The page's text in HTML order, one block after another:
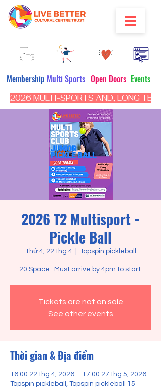
Multi Sports Open Doors Events
Membership
2026 MULTI-SPORTS AND, LONG
2026 T2 Multisport -
Pickle Ball
Thứ 4, 22 thg 4
  |
Topspin pickleball
20 Space : Must arrive by 4pm to start.
Tickets are not on sale
See other events
Thời gian & Địa điểm
16:00 22 thg 4, 2026 – 17:00 27 thg 5, 2026
Topspin pickleball, Topspin pickleball 15